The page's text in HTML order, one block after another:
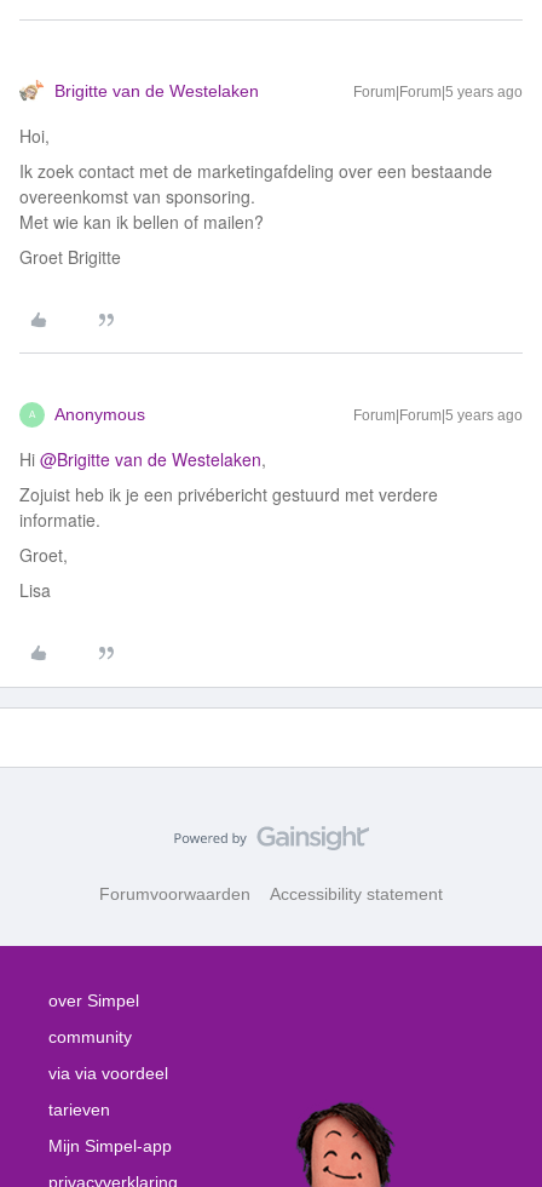
Brigitte van de Westelaken Forum|Forum|5 years ago
Hoi,
Ik zoek contact met de marketingafdeling over een bestaande
overeenkomst van sponsoring.
Met wie kan ik bellen of mailen?
Groet Brigitte
A Anonymous Forum|Forum|5 years ago
Hi @Brigitte van de Westelaken,
Zojuist heb ik je een privébericht gestuurd met verdere
informatie.
Groet,
Lisa
Forumvoorwaarden Accessibility statement
over Simpel
community
via via voordeel
tarieven
Mijn Simpel-app
privacyverklaring